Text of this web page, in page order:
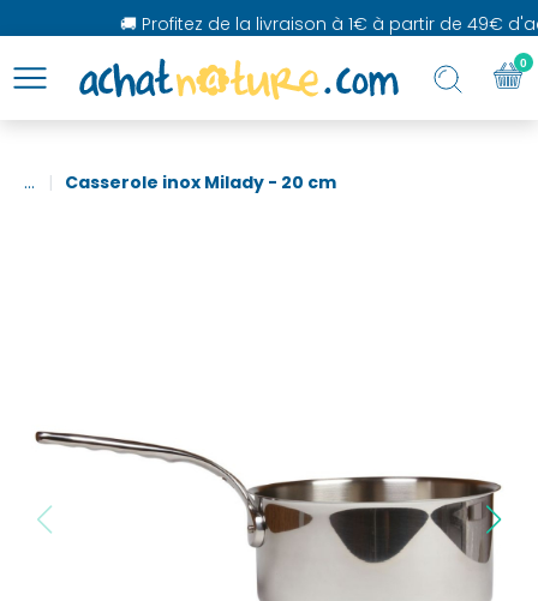
🚚 Profitez de la livraison à 1€ à partir de 49€
... Casserole inox Milady - 20 cm
0